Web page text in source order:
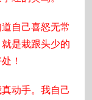
自己喜怒无常
是栽跟头少的
！
动手。我自己